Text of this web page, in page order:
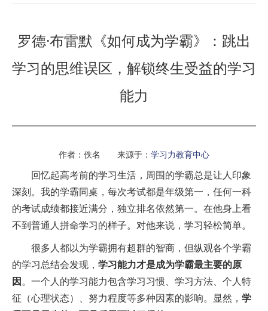
罗德·布雷默《如何成为学霸》：跳出
学习的思维误区，解锁终生受益的学习
能力
作者：佚名 来源于： 学习力教育中心
回忆起高考前的学习生活，周围的学霸总是让人印象
深刻。我的学霸同桌，每次考试都是年级第一，任何一科
的考试成绩都接近满分，独立排名依然第一。在他身上看
不到普通人拼命学习的样子。对他来说，学习轻松简单。
很多人都以为学霸拥有超群的智商，但纵观各个学霸
的学习总结会发现， 学习能力才是成为学霸最主要的原
因。一个人的学习能力包含学习习惯、学习方法、个人特
征（心理状态）、努力程度等多种因素的影响。显然， 学